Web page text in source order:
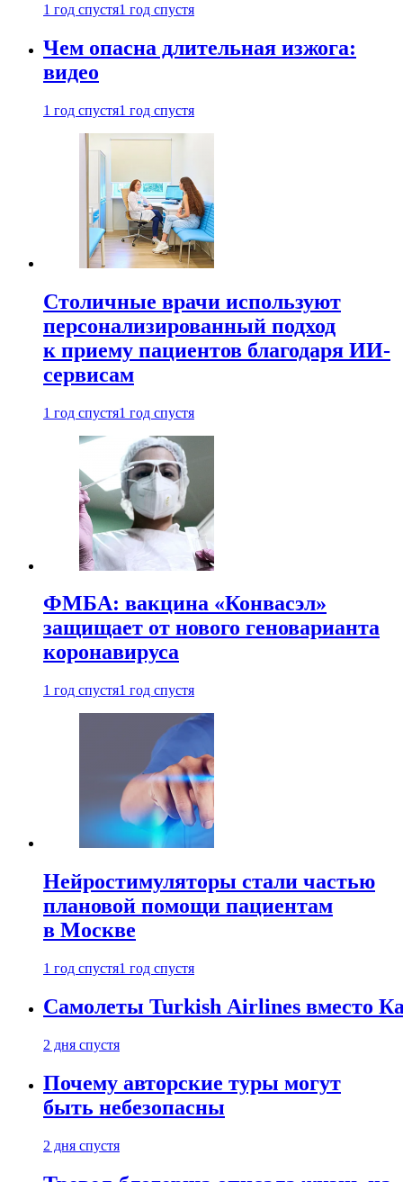
1 год спустя1 год спустя
Чем опасна длительная изжога:
видео
1 год спустя1 год спустя
Столичные врачи используют
персонализированный подход
к приему пациентов благодаря ИИ-
сервисам
1 год спустя1 год спустя
ФМБА: вакцина «Конвасэл»
защищает от нового геноварианта
коронавируса
1 год спустя1 год спустя
Нейростимуляторы стали частью
плановой помощи пациентам
в Москве
1 год спустя1 год спустя
Самолеты Turkish Airlines вместо
2 дня спустя
Почему авторские туры могут
быть небезопасны
2 дня спустя